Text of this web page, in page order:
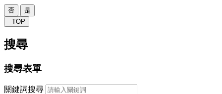
否
是
TOP
搜尋
搜尋表單
關鍵詞搜尋